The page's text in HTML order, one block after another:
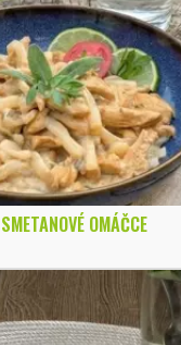
OMÁČCE